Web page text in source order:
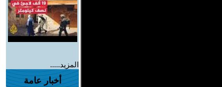
المزيد.....
أخبار عامة